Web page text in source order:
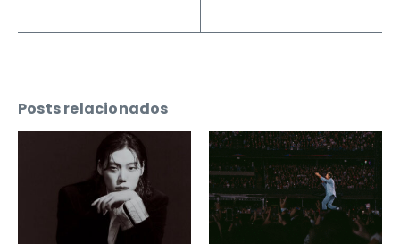
Posts relacionados